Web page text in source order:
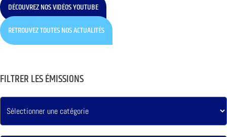
DÉCOUVREZ NOS VIDÉOS YOUTUBE
RETROUVEZ TOUTES NOS ACTUALITÉS
FILTRER LES ÉMISSIONS